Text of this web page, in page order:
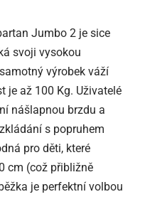
Jumbo 2 je sice
svoji vysokou
výrobek váží
je až 100 Kg. Uživatelé
nášlapnou brzdu a
s popruhem
pro děti, které
cm (což přibližně
je perfektní volbou